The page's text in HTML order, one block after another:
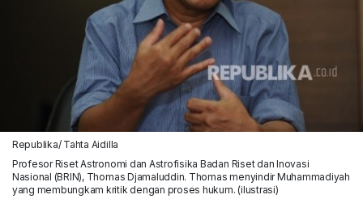
Republika/ Tahta Aidilla
Profesor Riset Astronomi dan Astrofisika Badan Riset dan Inovasi
Nasional (BRIN), Thomas Djamaluddin. Thomas menyindir Muhammadiyah
yang membungkam kritik dengan proses hukum. (ilustrasi)